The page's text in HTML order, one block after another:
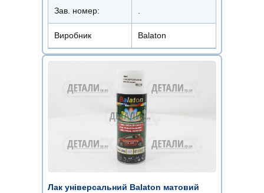
Зав. номер:
Виробник Balaton
Лак універсальний Balaton матовий